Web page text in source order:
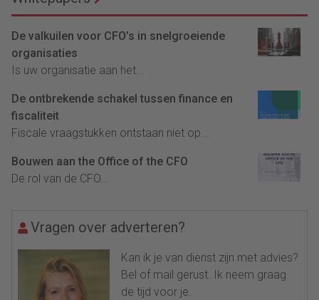
De valkuilen voor CFO’s in snelgroeiende
organisaties
Is uw organisatie aan het...
De ontbrekende schakel tussen finance en
fiscaliteit
Fiscale vraagstukken ontstaan niet op...
Bouwen aan the Office of the CFO
De rol van de CFO...
Vragen over adverteren?
Kan ik je van dienst zijn met advies?
Bel of mail gerust. Ik neem graag
de tijd voor je.